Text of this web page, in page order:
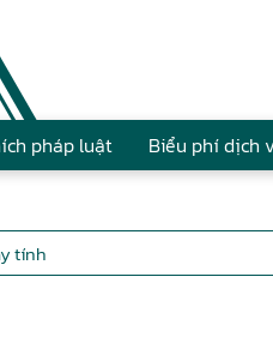
pháp luật Biểu phí dịch
tính